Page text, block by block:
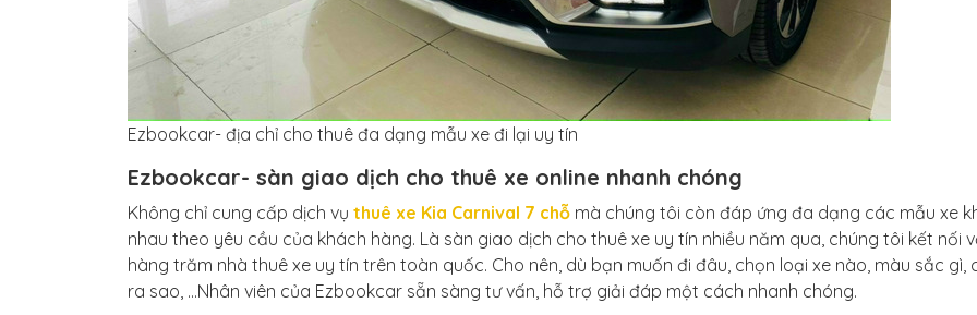
Ezbookcar- địa chỉ cho thuê đa dạng mẫu xe đi lại uy tín
Ezbookcar- sàn giao dịch cho thuê xe online nhanh chóng
Không chỉ cung cấp dịch vụ thuê xe Kia Carnival 7 chỗ mà chúng tôi còn đáp ứng đa dạng các mẫu xe
nhau theo yêu cầu của khách hàng. Là sàn giao dịch cho thuê xe uy tín nhiều năm qua, chúng tôi kết nối
hàng trăm nhà thuê xe uy tín trên toàn quốc. Cho nên, dù bạn muốn đi đâu, chọn loại xe nào, màu sắc gì,
ra sao, …Nhân viên của Ezbookcar sẵn sàng tư vấn, hỗ trợ giải đáp một cách nhanh chóng.